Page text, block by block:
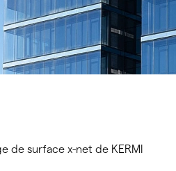
de surface x-net de KERMI